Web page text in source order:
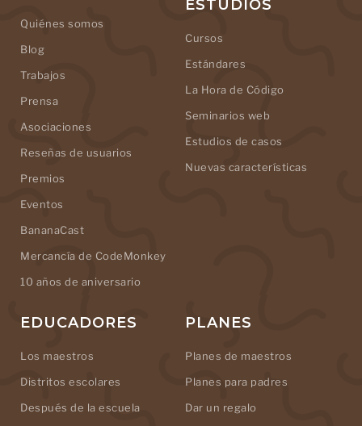
Quiénes somos
Blog
Trabajos
Prensa
Asociaciones
Reseñas de usuarios
Premios
Eventos
BananaCast
Mercancía de CodeMonkey
10 años de aniversario
ESTUDIOS
Cursos
Estándares
La Hora de Código
Seminarios web
Estudios de casos
Nuevas características
EDUCADORES
Los maestros
Distritos escolares
Después de la escuela
PLANES
Planes de maestros
Planes para padres
Dar un regalo